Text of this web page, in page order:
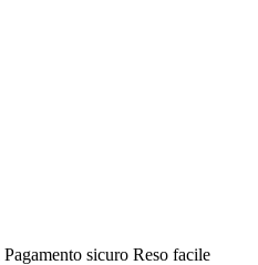
Pagamento sicuro Reso facile